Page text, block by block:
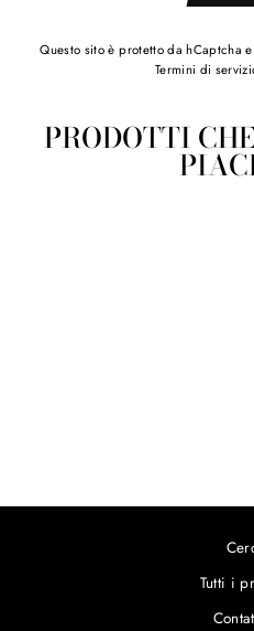
Questo sito è protetto da hCaptcha
Termini di
PRODOTTI
Tutti i